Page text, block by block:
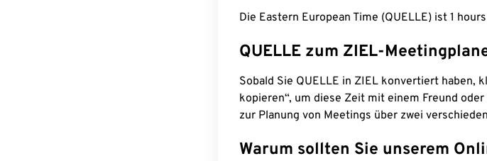
Die Eastern European Time (QUELLE) ist 1
QUELLE zum ZIEL-
Sobald Sie QUELLE in ZIEL konvertiert haben,
kopieren“, um diese Zeit mit einem Freund
zur Planung von Meetings über zwei
Warum sollten Sie unserem